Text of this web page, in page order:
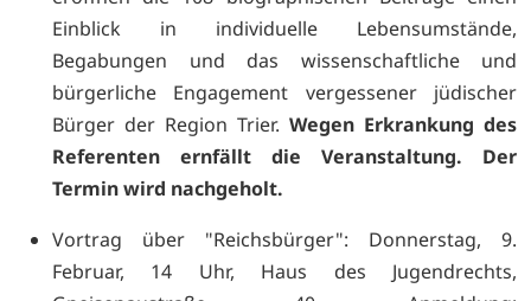
Einblick in individuelle Lebensumstände,
Begabungen und das wissenschaftliche und
bürgerliche Engagement vergessener jüdischer
Bürger der Region Trier. Wegen Erkrankung des
Referenten ernfällt die Veranstaltung. Der
Termin wird nachgeholt.
Vortrag über "Reichsbürger": Donnerstag, 9.
Februar, 14 Uhr, Haus des Jugendrechts,